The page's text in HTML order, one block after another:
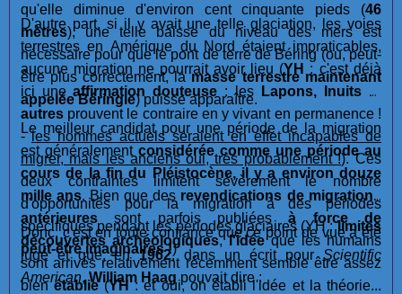
qu'elle diminue d'environ cent cinquante pieds (46
mètres), une telle baisse du niveau des mers est
nécessaire pour que le pont de terre de Béring (ou, peut-
être plus correctement, lamasse terrestre maintenant
appelée Béringie) puisse apparaître.
D'autre part, si il y avait une telle glaciation, les voies
terrestres en Amérique du Nord étaient impraticables,
aucune migration ne pourrait avoir lieu (YH : c'est déjà
ici une affirmation douteuse : les Lapons, Inuits et
autres prouvent le contraire en y vivant en permanence !
-les hommes actuels seraient en effet incapables de
migrer, mais les anciens oui, très probablement !). Ces
deux contraintes limitent sévèrement le nombre
d'opportunités pour la migration à des périodes
spécifiques pendant les périodes glaciaires (YH :limites
peut-être imaginaires !)
Le meilleur candidat pour une période de la migration
est généralement considérée comme une période au
cours de la fin du Pléistocène, il y a environ douze
mille ans. Bien que des revendications de migrations
antérieures sont parfois publiées à force de
découvertes archéologiques,l'idéeque les humains
sont arrivés relativement récemment semble être assez
bienétablie(YH: et oui, on établi l'idée et la théorie...
Donc, c'est en toute confiance que ce point de vue a été
jugé et que, en1962, dans un écrit pourScientific
American,William Haagpouvait dire :